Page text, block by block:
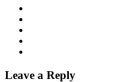
Leave a Reply